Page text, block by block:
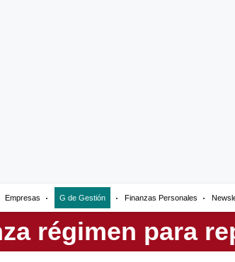
Empresas G de Gestión Finanzas Personales